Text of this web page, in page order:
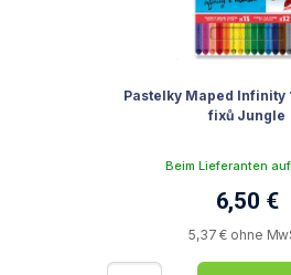
Pastelky Maped Infinity
fixů Jungle
Beim Lieferanten
6,50 €
5,37 € ohne